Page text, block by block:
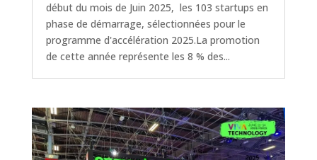
début du mois de Juin 2025, les 103 startups en
phase de démarrage, sélectionnées pour le
programme d'accélération 2025.La promotion
de cette année représente les 8 % des...